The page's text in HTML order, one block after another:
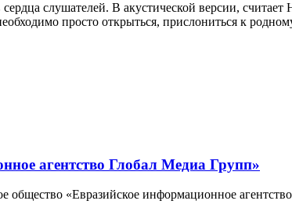
слушателей. В акустической версии, считает
просто открыться, прислониться к
агентство Глобал Медиа Групп»
общество «Евразийское информационное